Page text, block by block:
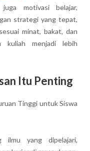
motivasi belajar,
strategi yang tepat,
minat, bakat, dan
kuliah menjadi lebih
Itu Penting
Tinggi untuk Siswa
ilmu yang dipelajari,